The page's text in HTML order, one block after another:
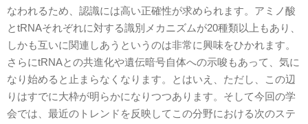
なわれるため、認識には高い正確性が求められます。アミノ酸
とtRNAそれぞれに対する識別メカニズムが20種類以上もあり、
しかも互いに関連しあうというのは非常に興味をひかれます。
さらにtRNAとの共進化や遺伝暗号自体への示唆もあって、気に
なり始めると止まらなくなります。とはいえ、ただし、この辺
りはすでに大枠が明らかになりつつあります。そして今回の学
会では、最近のトレンドを反映してこの分野における次のステ